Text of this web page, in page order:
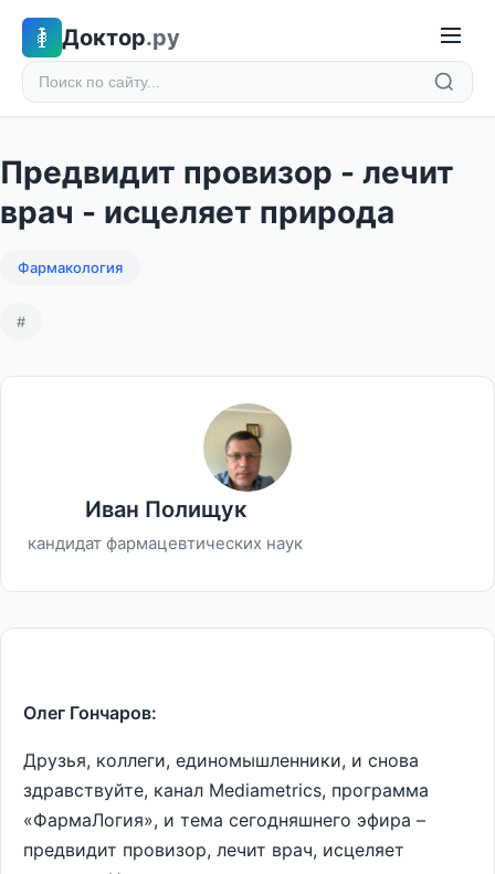
Доктор.ру
Предвидит провизор - лечит
врач - исцеляет природа
Фармакология
#
Иван Полищук
кандидат фармацевтических наук
Олег Гончаров:
Друзья, коллеги, единомышленники, и снова
здравствуйте, канал Мediametrics, программа
«ФармаЛогия», и тема сегодняшнего эфира –
предвидит провизор, лечит врач, исцеляет